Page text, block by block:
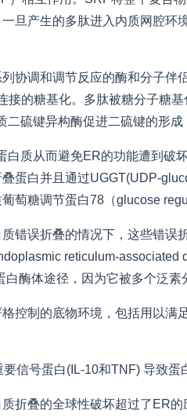
旦产生的多肽进入内质网腔环
协调和调节反应的酶和分子
接的糖基化。多肽被糖分子糖
二硫键异构酶促进二硫键的形
白质从而避免ER的功能遭到破
蛋白并且通过UGGT(UDP-
萄糖调节蛋白78（glucose
错误折叠的情况下，这些错
reticulum-
白酶体途径，因为它被多个泛素
控制的底物环境，包括用以
信号蛋白(IL-10和TNF) 导致
折叠的全球性破坏超过了ER的